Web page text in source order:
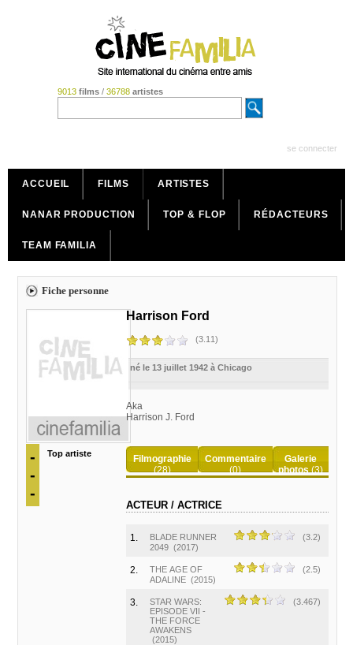
9013 films/ 36788 artistes
se connecter
ACCUEIL FILMS ARTISTES
NANAR PRODUCTION TOP & FLOP RÉDACTEURS
TEAM FAMILIA
Fiche personne
-
-
-
Top artiste
Harrison Ford
(3.11)
né le 13 juillet 1942 à Chicago
Aka
Harrison J. Ford
Filmographie
(28)
Commentaire
(0)
Galerie
photos(3)
ACTEUR / ACTRICE
1.
BLADE RUNNER
2049 (2017)
(3.2)
2.
THE AGE OF
ADALINE (2015)
(2.5)
3.
STAR WARS:
EPISODE VII -
THE FORCE
AWAKENS
(2015)
(3.467)